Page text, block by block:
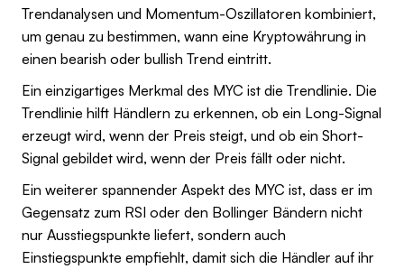
Trendanalysen und Momentum-Oszillatoren kombiniert,
um genau zu bestimmen, wann eine Kryptowährung in
einen bearish oder bullish Trend eintritt.
Ein einzigartiges Merkmal des MYC ist die Trendlinie. Die
Trendlinie hilft Händlern zu erkennen, ob ein Long-Signal
erzeugt wird, wenn der Preis steigt, und ob ein Short-
Signal gebildet wird, wenn der Preis fällt oder nicht.
Ein weiterer spannender Aspekt des MYC ist, dass er im
Gegensatz zum RSI oder den Bollinger Bändern nicht
nur Ausstiegspunkte liefert, sondern auch
Einstiegspunkte empfiehlt, damit sich die Händler auf ihr